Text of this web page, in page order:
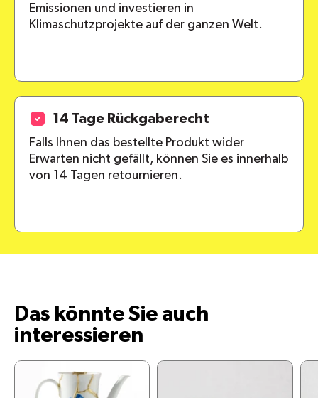
Emissionen und investieren in
Klimaschutzprojekte auf der ganzen Welt.
14 Tage Rückgaberecht
Falls Ihnen das bestellte Produkt wider
Erwarten nicht gefällt, können Sie es innerhalb
von 14 Tagen retournieren.
Das könnte Sie auch
interessieren